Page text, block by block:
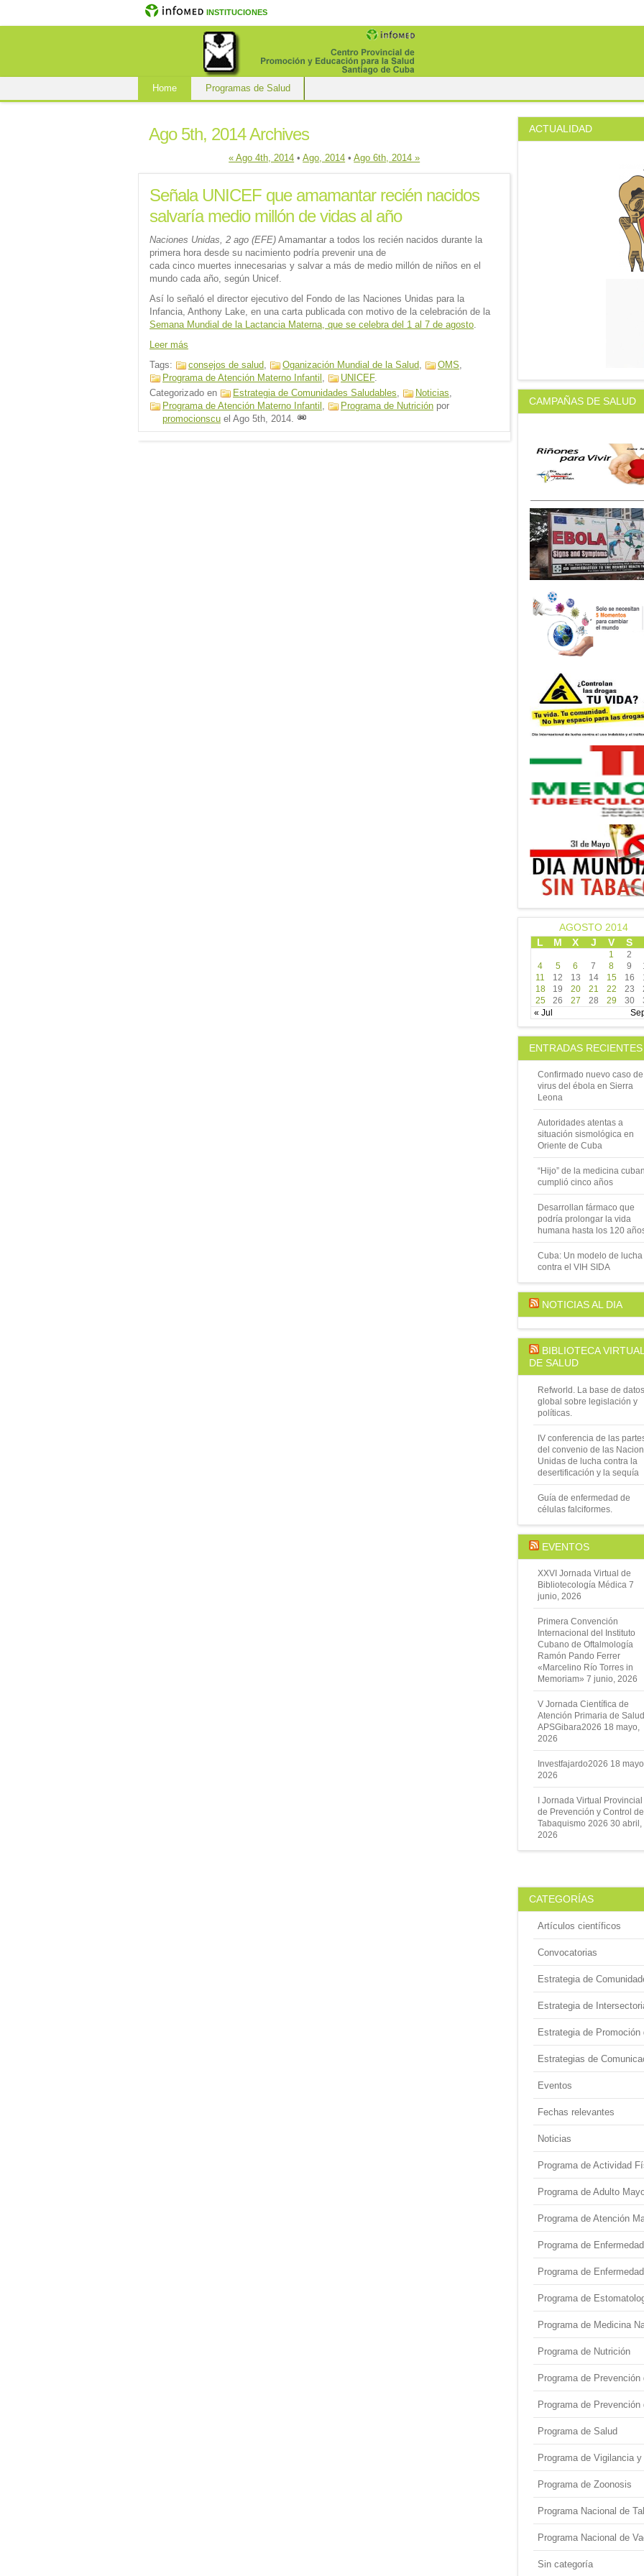
INSTITUCIONES
Home Programas de Salud
Ago 5th, 2014 Archives
« Ago 4th, 2014 •Ago, 2014 •Ago 6th, 2014 »
Señala UNICEF que amamantar recién nacidos
salvaría medio millón de vidas al año
Naciones Unidas, 2 ago (EFE) Amamantar a todos los recién nacidos durante la
primera hora desde su nacimiento podría prevenir una de
cada cinco muertes innecesarias y salvar a más de medio millón de niños en el
mundo cada año, según Unicef.
Así lo señaló el director ejecutivo del Fondo de las Naciones Unidas para la
Infancia, Anthony Lake, en una carta publicada con motivo de la celebración de la
Semana Mundial de la Lactancia Materna, que se celebra del 1 al 7 de agosto.
Leer más
Tags:
consejos de salud, Oganización Mundial de la Salud, OMS,
Programa de Atención Materno Infantil , UNICEF.
Categorizado en
Estrategia de Comunidades Saludables, Noticias,
Programa de Atención Materno Infantil , Programa de Nutrición por
promocionscu el Ago 5th, 2014.
ACTUALIDAD
CAMPAÑAS DE SALUD
AGOSTO 2014
L
M X J V S
« Jul
1 2
4
5 6 7 8 9
11
12 13 14 15 16
18
19 20 21 22 23
25
26 27 28 29 30
ENTRADAS RECIENTES
Confirmado nuevo caso de
virus del ébola en Sierra
Leona
Autoridades atentas a
situación sismológica en
Oriente de Cuba
“Hijo” de la medicina
cumplió cinco años
Desarrollan fármaco que
podría prolongar la vida
humana hasta los 120
Cuba: Un modelo de lucha
contra el VIH SIDA
NOTICIAS AL DIA
BIBLIOTECA
DE SALUD
Refworld. La base de datos
global sobre legislación y
políticas.
IV conferencia de las
del convenio de las
Unidas de lucha contra la
desertificación y la sequía
Guía de enfermedad de
células falciformes.
EVENTOS
XXVI Jornada Virtual de
Bibliotecología Médica 7
junio, 2026
Primera Convención
Internacional del Instituto
Cubano de Oftalmología
Ramón Pando Ferrer
«Marcelino Río Torres in
Memoriam» 7 junio, 2026
V Jornada Científica de
Atención Primaria de
APSGibara2026 18 mayo,
2026
Investfajardo2026 18
2026
I Jornada Virtual Provincial
de Prevención y Control del
Tabaquismo 2026 30 abril,
2026
CATEGORÍAS
Artículos científicos
Convocatorias
Estrategia de
Estrategia de
Estrategia de
Estrategias de
Eventos
Fechas relevantes
Noticias
Programa de Actividad
Programa de Adulto
Programa de Atención
Programa de
Programa de
Programa de
Programa de Medicina
Programa de Nutrición
Programa de
Programa de Prevención
Programa de Salud
Programa de Vigilancia
Programa de Zoonosis
Programa Nacional de
Programa Nacional de
Sin categoría